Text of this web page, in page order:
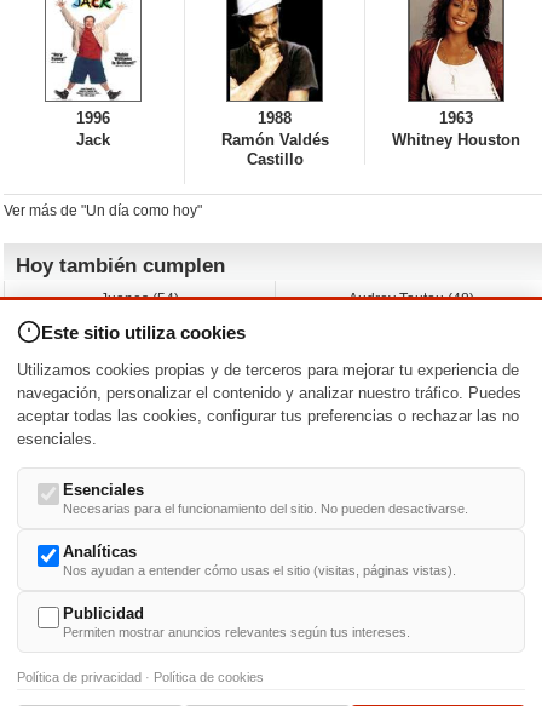
1996
Jack
1988
Ramón Valdés
Castillo
1963
Whitney Houston
Ver más de "Un día como hoy"
Hoy también cumplen
Juanes (54)
Jessica Capshaw (50)
Sam Elliott (82)
Jarvis Hayes (45)
Audrey Tautou (48)
The Edge (65)
Anna Kendrick (41)
Nacimientos y estrenos en la fecha
DD/MM /
-U- V- W- X - -
Este sitio utiliza cookies
Utilizamos cookies propias y de terceros para mejorar tu experiencia de
navegación, personalizar el contenido y analizar nuestro tráfico. Puedes
aceptar todas las cookies, configurar tus preferencias o rechazar las no
esenciales.
Esenciales
Necesarias para el funcionamiento del sitio. No pueden desactivarse.
Analíticas
Nos ayudan a entender cómo usas el sitio (visitas, páginas vistas).
Publicidad
Permiten mostrar anuncios relevantes según tus intereses.
Política de privacidad · Política de cookies